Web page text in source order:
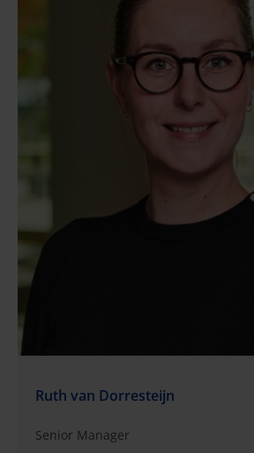
Ruth van Dorresteijn
Senior Manager